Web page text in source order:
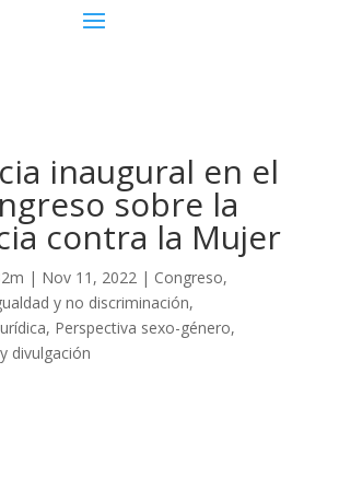
inaugural en el
sobre la
contra la Mujer
| Nov 11, 2022| Congreso,
y no discriminación,
, Perspectiva sexo-género,
divulgación